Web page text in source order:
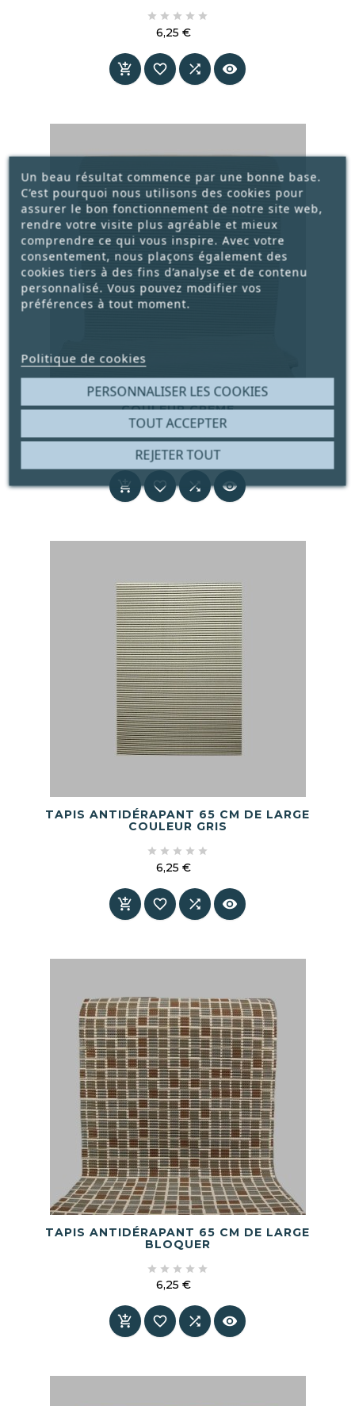
    
6,25 €
   
TAPIS ANTIDÉRAPANT 65 CM DE LARGE
COULEUR CRÈME
6,25 €
Prix
   
TAPIS ANTIDÉRAPANT 65 CM DE LARGE
COULEUR GRIS
    
6,25 €
   
TAPIS ANTIDÉRAPANT 65 CM DE LARGE
BLOQUER
    
6,25 €
   
Un beau résultat commence par une bonne base.
C’est pourquoi nous utilisons des cookies pour
assurer le bon fonctionnement de notre site web,
rendre votre visite plus agréable et mieux
comprendre ce qui vous inspire. Avec votre
consentement, nous plaçons également des
cookies tiers à des fins d’analyse et de contenu
personnalisé. Vous pouvez modifier vos
préférences à tout moment.
Politique de cookies
PERSONNALISER LES COOKIES
REJETER TOUT
TOUT ACCEPTER